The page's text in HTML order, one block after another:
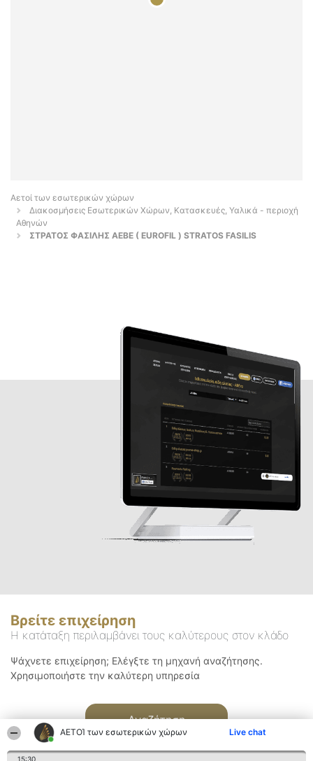
ΑΕΤΟΊ των εσωτερικών χώρων Live chat
15:30
Αετοί των εσωτερικών χώρων
Διακοσμήσεις Εσωτερικών Χώρων, Κατασκευές, Υαλικά - περιοχή
Αθηνών
ΣΤΡΑΤΟΣ ΦΑΣΙΛΗΣ ΑΕΒΕ ( EUROFIL ) STRATOS FASILIS
Βρείτε επιχείρηση
Η κατάταξη περιλαμβάνει τους καλύτερους στον κλάδο
Ψάχνετε επιχείρηση; Ελέγξτε τη μηχανή αναζήτησης.
Χρησιμοποιήστε την καλύτερη υπηρεσία
Αναζήτηση